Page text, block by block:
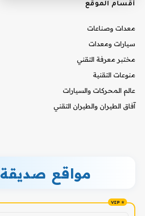
أقسام الموقع
معدات وصناعات
سيارات ومعدات
مختبر معرفة التقني
منوعات التقنية
عالم المحركات والسيارات
آفاق الطيران والطيران التقني
مواقع صديقة